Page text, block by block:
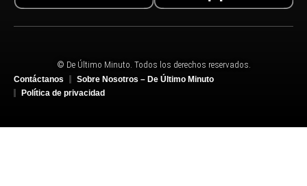
© De Último Minuto. Todos los derechos reservados.
Contáctanos
Sobre Nosotros – De Último Minuto
Política de privacidad